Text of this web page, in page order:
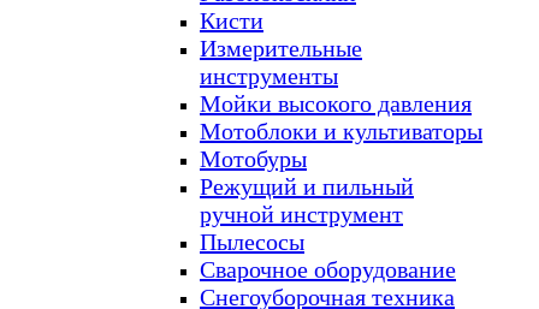
Кисти
Измерительные
инструменты
Мойки высокого давления
Мотоблоки и культиваторы
Мотобуры
Режущий и пильный
ручной инструмент
Пылесосы
Сварочное оборудование
Снегоуборочная техника